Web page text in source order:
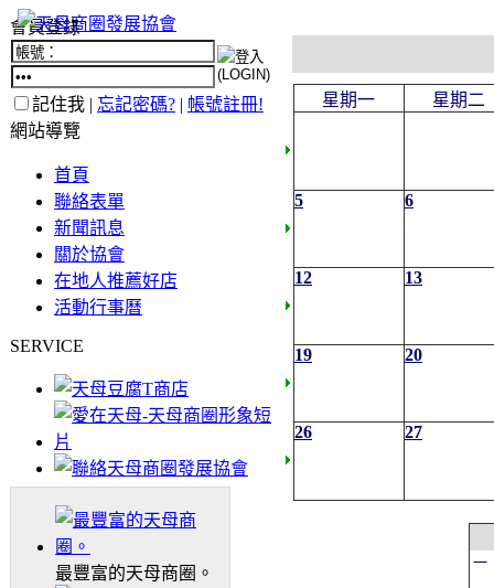
會員登錄
記住我 | 忘記密碼? | 帳號註冊!
網站導覽
首頁
聯絡表單
新聞訊息
關於協會
在地人推薦好店
活動行事曆
SERVICE
最豐富的天母商圈。
星期一 星期二
5 6
12 13
19 20
26 27
一